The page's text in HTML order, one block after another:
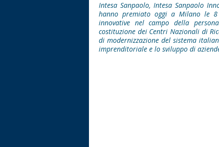
Intesa Sanpaolo, Intesa Sanpaolo
hanno premiato oggi a Milano le
innovative nel campo della
costituzione dei Centri Nazionali di
di modernizzazione del sistema
imprenditoriale e lo sviluppo di